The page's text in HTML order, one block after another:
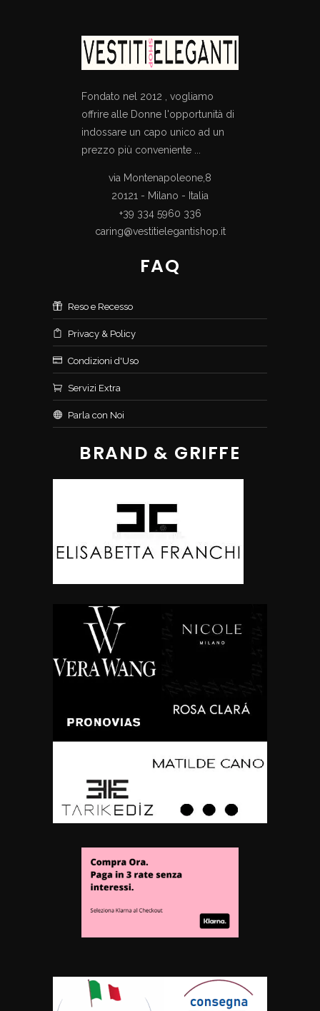
Fondato nel 2012 , vogliamo
offrire alle Donne l'opportunità di
indossare un capo unico ad un
prezzo più conveniente ...
via Montenapoleone,8
20121 - Milano - Italia
+39 334 5960 336
caring@vestitielegantishop.it
FAQ
Reso e Recesso
Privacy & Policy
Condizioni d'Uso
Servizi Extra
Parla con Noi
BRAND & GRIFFE